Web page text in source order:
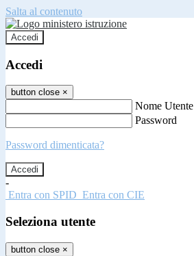
Salta al contenuto
Accedi
Accedi
button close ×
Nome Utente
Password
Password dimenticata?
-
Entra con SPID Entra con CIE
Seleziona utente
button close ×